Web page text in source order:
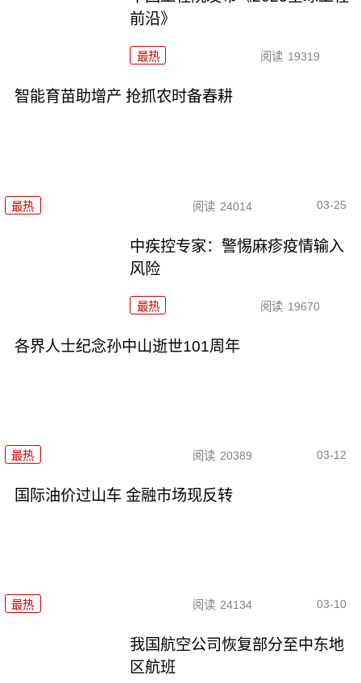
前沿》
最热 阅读 19319
智能育苗助增产 抢抓农时备春耕
最热 阅读 24014 03-25
中疾控专家：警惕麻疹疫情输入
风险
最热 阅读 19670
各界人士纪念孙中山逝世101周年
最热 阅读 20389 03-12
国际油价过山车 金融市场现反转
最热 阅读 24134 03-10
我国航空公司恢复部分至中东地
区航班